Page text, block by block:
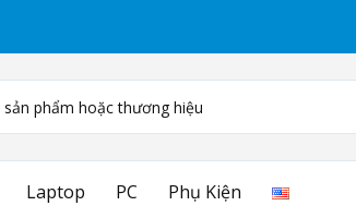
Laptop PC Phụ Kiện